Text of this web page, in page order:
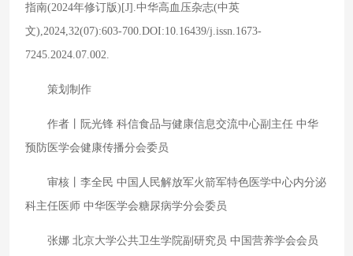
指南(2024年修订版)[J].中华高血压杂志(中英
文),2024,32(07):603-700.DOI:10.16439/j.issn.1673-
7245.2024.07.002.
策划制作
作者丨阮光锋 科信食品与健康信息交流中心副主任 中华
预防医学会健康传播分会委员
审核丨李全民 中国人民解放军火箭军特色医学中心内分泌
科主任医师 中华医学会糖尿病学分会委员
张娜 北京大学公共卫生学院副研究员 中国营养学会会员